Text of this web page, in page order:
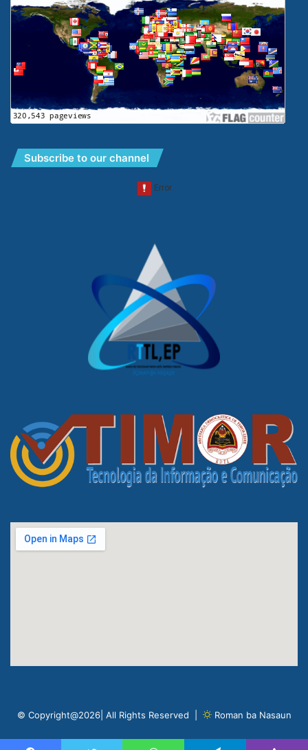
Subscribe to our channel
© Copyright@2026| All Rights Reserved | Roman ba Nasaun